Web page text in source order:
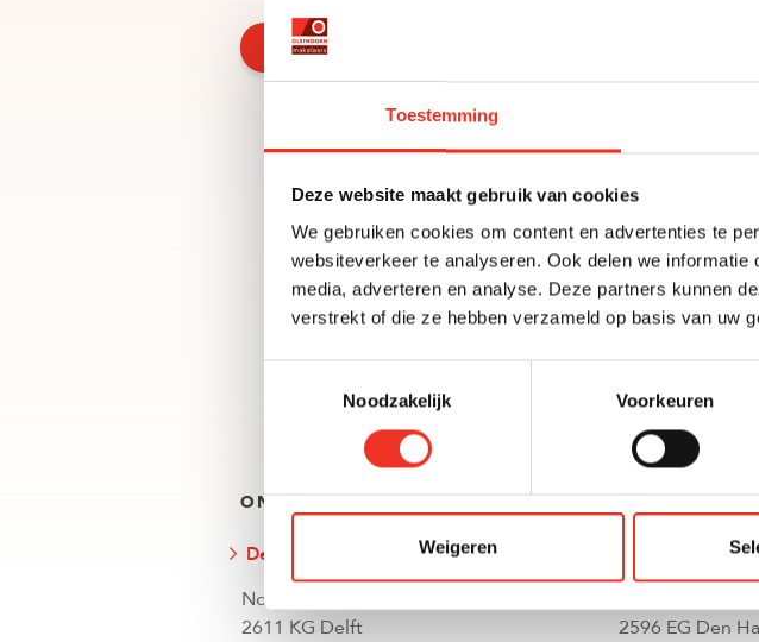
Toestemming
Deze website maakt gebruik van cookies
We gebruiken cookies om content en advertenties te
websiteverkeer te analyseren. Ook delen we
media, adverteren en analyse. Deze partners kunnen
verstrekt of die ze hebben verzameld op basis van uw
Noodzakelijk
Voorkeuren
Weigeren
Plaats zoekopdracht
ONZE VESTIGINGEN
Delft
Noordeinde 51
2611 KG Delft
Den Haag |
2596 EG Den